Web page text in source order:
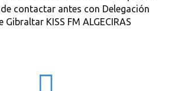
contactar antes con Delegación
Gibraltar KISS FM ALGECIRAS